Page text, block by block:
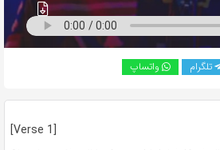
تلگرام واتساپ
[Verse 1]